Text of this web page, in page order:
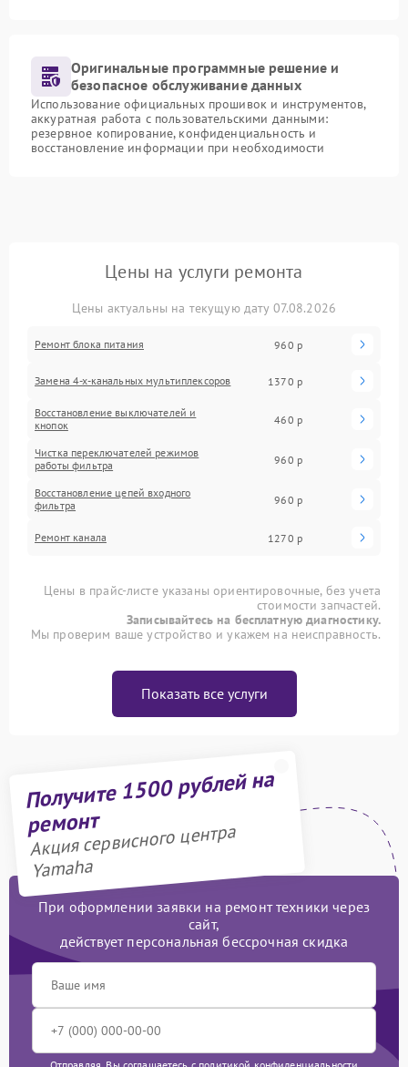
Оригинальные программные решение и
безопасное обслуживание данных
Использование официальных прошивок и инструментов,
аккуратная работа с пользовательскими данными:
резервное копирование, конфиденциальность и
восстановление информации при необходимости
Цены на услуги ремонта
Цены актуальны на текущую дату 07.08.2026
Ремонт блока питания 960 р
Замена 4-х-канальных мультиплексоров 1370 р
Восстановление выключателей и
кнопок
460 р
Чистка переключателей режимов
работы фильтра
960 р
Восстановление цепей входного
фильтра
960 р
Ремонт канала 1270 р
Цены в прайс-листе указаны ориентировочные, без учета
стоимости запчастей.
Записывайтесь на бесплатную диагностику.
Мы проверим ваше устройство и укажем на неисправность.
Показать все услуги
Получите 1500 рублей на
ремонт
Акция сервисного центра
Yamaha
При оформлении заявки на ремонт техники через
сайт,
действует персональная бессрочная скидка